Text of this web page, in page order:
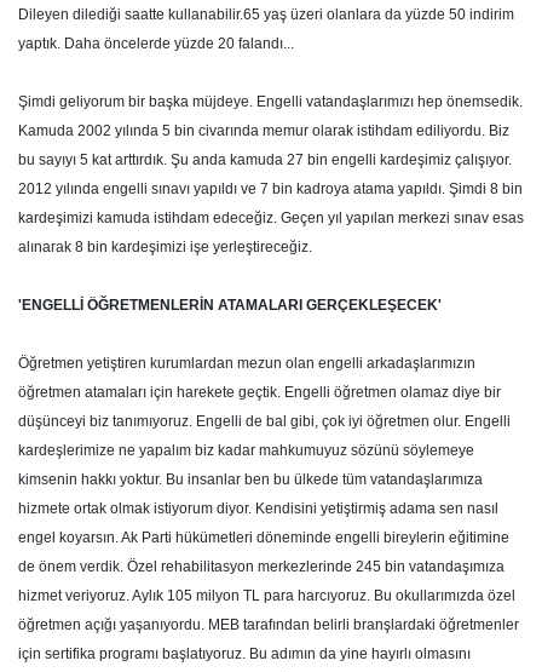
Dileyen dilediği saatte kullanabilir.65 yaş üzeri olanlara da yüzde 50 indirim
yaptık. Daha öncelerde yüzde 20 falandı...
Şimdi geliyorum bir başka müjdeye. Engelli vatandaşlarımızı hep önemsedik.
Kamuda 2002 yılında 5 bin civarında memur olarak istihdam ediliyordu. Biz
bu sayıyı 5 kat arttırdık. Şu anda kamuda 27 bin engelli kardeşimiz çalışıyor.
2012 yılında engelli sınavı yapıldı ve 7 bin kadroya atama yapıldı. Şimdi 8 bin
kardeşimizi kamuda istihdam edeceğiz. Geçen yıl yapılan merkezi sınav esas
alınarak 8 bin kardeşimizi işe yerleştireceğiz.
'ENGELLİ ÖĞRETMENLERİN ATAMALARI GERÇEKLEŞECEK'
Öğretmen yetiştiren kurumlardan mezun olan engelli arkadaşlarımızın
öğretmen atamaları için harekete geçtik. Engelli öğretmen olamaz diye bir
düşünceyi biz tanımıyoruz. Engelli de bal gibi, çok iyi öğretmen olur. Engelli
kardeşlerimize ne yapalım biz kadar mahkumuyuz sözünü söylemeye
kimsenin hakkı yoktur. Bu insanlar ben bu ülkede tüm vatandaşlarımıza
hizmete ortak olmak istiyorum diyor. Kendisini yetiştirmiş adama sen nasıl
engel koyarsın. Ak Parti hükümetleri döneminde engelli bireylerin eğitimine
de önem verdik. Özel rehabilitasyon merkezlerinde 245 bin vatandaşımıza
hizmet veriyoruz. Aylık 105 milyon TL para harcıyoruz. Bu okullarımızda özel
öğretmen açığı yaşanıyordu. MEB tarafından belirli branşlardaki öğretmenler
için sertifika programı başlatıyoruz. Bu adımın da yine hayırlı olmasını